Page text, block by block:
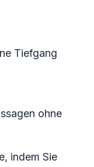
Tiefgang
ohne
indem Sie